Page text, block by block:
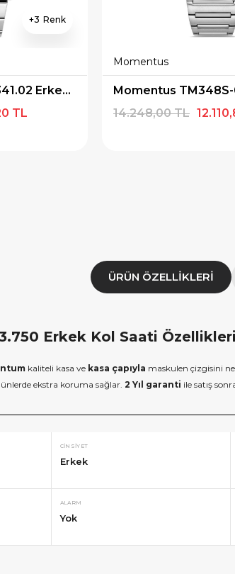
3
Daniel Klein DK.1.14341.02 Erkek Kol Saati
TL
Momentus
14.248,00 TL
ÜRÜN ÖZELLIKLERI
Erkek Kol Saati Özellikleri
kaliteli kasa ve kasa çapıyla maskulen çizgisini
ekstra koruma sağlar. 2 Yıl garanti ile satış
CINSIYET
Erkek
ALARM
Yok
HEDIYE500
KOPYALA